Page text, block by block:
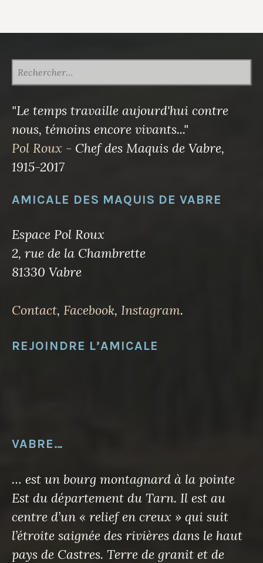
"Le temps travaille aujourd'hui contre
nous, témoins encore vivants..."
Pol Roux - Chef des Maquis de Vabre,
1915-2017
AMICALE DES MAQUIS DE VABRE
Espace Pol Roux
2, rue de la Chambrette
81330 Vabre
Contact, Facebook, Instagram.
REJOINDRE L’AMICALE
VABRE…
… est un bourg montagnard à la pointe
Est du département du Tarn. Il est au
centre d’un « relief en creux » qui suit
l’étroite saignée des rivières dans le haut
pays de Castres. Terre de granit et de